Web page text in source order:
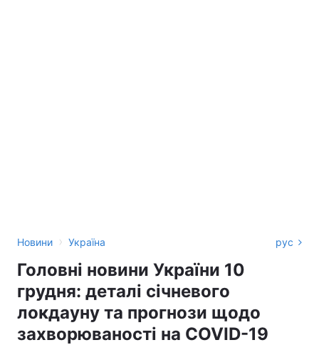
Новини › Україна рус
Головні новини України 10
грудня: деталі січневого
локдауну та прогнози щодо
захворюваності на COVID-19